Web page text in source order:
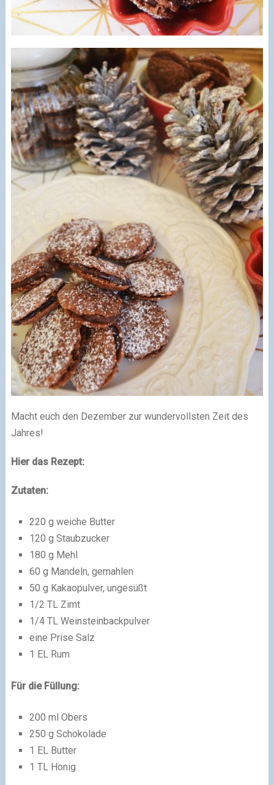
Macht euch den Dezember zur wundervollsten Zeit des
Jahres!
Hier das Rezept:
Zutaten:
220 g weiche Butter
120 g Staubzucker
180 g Mehl
60 g Mandeln, gemahlen
50 g Kakaopulver, ungesüßt
1/2 TL Zimt
1/4 TL Weinsteinbackpulver
eine Prise Salz
1 EL Rum
Für die Füllung:
200 ml Obers
250 g Schokolade
1 EL Butter
1 TL Honig